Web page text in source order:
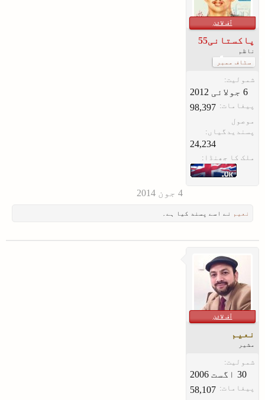
آف لائن
پاکستانی55
ناظم
سٹاف ممبر
شمولیت:
پیغامات: 98,397
موصول
پسندیدگیاں:
24,234
ملک کا جھنڈا:
نعیم نے اسے پسند کیا ہے۔
آف لائن
نعیم
مشیر
شمولیت:
پیغامات: 58,107